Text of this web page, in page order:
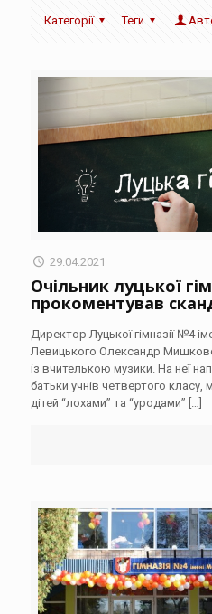
Категорії Теги
29.04.2021
Очільник луцької
прокоментував
Директор Луцької гімназії №4
Левицького Олександр
із вчителькою музики. На неї
батьки учнів четвертого
дітей “лохами” та “уродами” […]